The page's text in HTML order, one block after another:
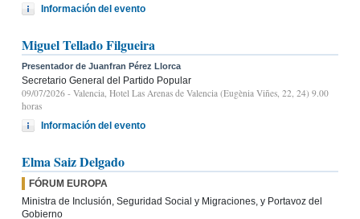
Información del evento
Miguel Tellado Filgueira
Presentador de Juanfran Pérez Llorca
Secretario General del Partido Popular
09/07/2026 - Valencia, Hotel Las Arenas de Valencia (Eugènia Viñes, 22, 24) 9.00
horas
Información del evento
Elma Saiz Delgado
FÓRUM EUROPA
Ministra de Inclusión, Seguridad Social y Migraciones, y Portavoz del
Gobierno